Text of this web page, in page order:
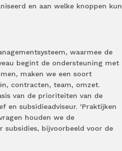
en aan welke knoppen kun
waarmee de
begint de ondersteuning met
maken we een soort
contracten, team, omzet.
van de prioriteiten van de
en subsidieadviseur. ‘Praktijken
houden we de
subsidies, bijvoorbeeld voor de